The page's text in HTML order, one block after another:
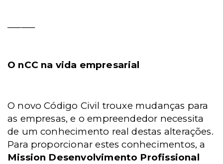
O nCC na vida empresarial
O novo Código Civil trouxe mudanças para
as empresas, e o empreendedor necessita
de um conhecimento real destas alterações.
Para proporcionar estes conhecimentos, a
Mission Desenvolvimento Profissional